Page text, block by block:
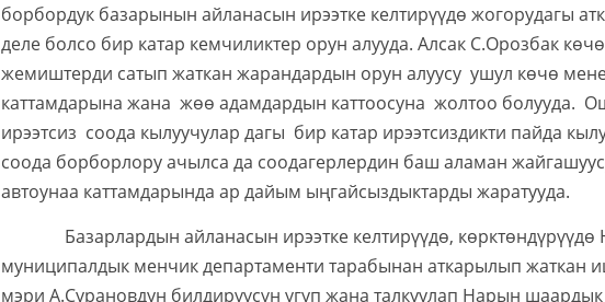
борбордук базарынын айланасын ирээтке келтирүүдө жогорудагы
деле болсо бир катар кемчиликтер орун алууда. Алсак С.Орозбак
жемиштерди сатып жаткан жарандардын орун алуусу ушул көчө
каттамдарына жана жөө адамдардын каттоосуна жолтоо болууда.
ирээтсиз соода кылуучулар дагы бир катар ирээтсиздикти пайда
соода борборлору ачылса да соодагерлердин баш аламан
автоунаа каттамдарында ар дайым ыңгайсыздыктарды жаратууда.
Базарлардын айланасын ирээтке келтирүүдө,
муниципалдык менчик департаменти тарабынан аткарылып
мэри А.Сурановдун билдирүүсүн угуп жана талкуулап Нарын